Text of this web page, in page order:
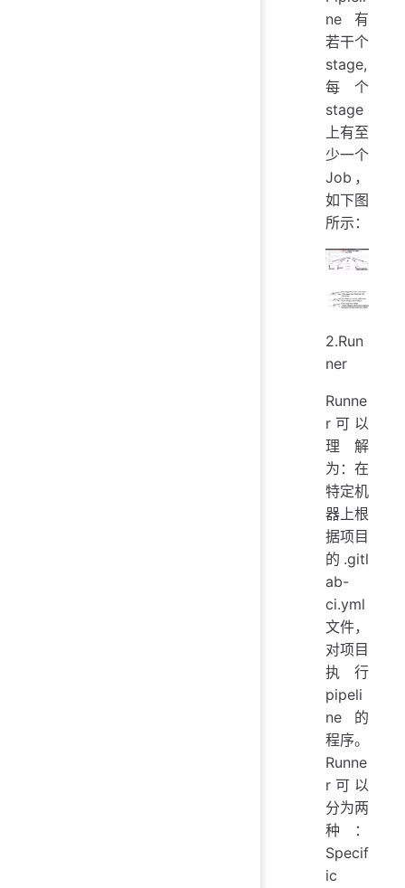
ne有
若干个
stage,
每个
stage
上有至
少一个
Job，
如下图
所示：
2.Run
ner
Runne
r可以
理解
为：在
特定机
器上根
据项目
的.gitl
ab-
ci.yml
文件，
对项目
执行
pipeli
ne的
程序。
Runne
r可以
分为两
种：
Specif
ic